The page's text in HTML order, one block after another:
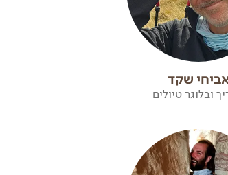
שקד
ובלוגר טיולים